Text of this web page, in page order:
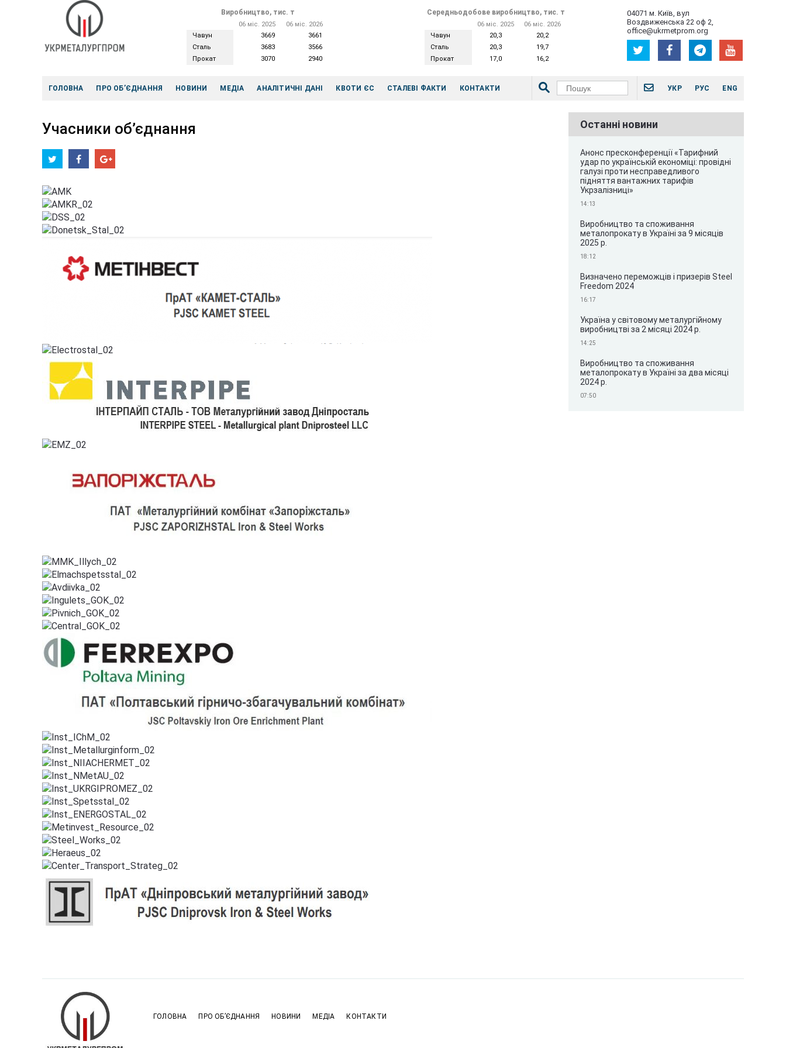
04071 м. Київ, вул
Воздвиженська 22 оф 2,
office@ukrmetprom.org
Виробництво, тис. т
06 міс. 2025
06 міс. 2026
Чавун
3669
3661
Сталь
3683
3566
Прокат
3070 2940
Середньодобове виробництво, тис. т
06 міс. 2025
06 міс. 2026
Чавун
20,3
20,2
Сталь
20,3
19,7
Прокат
17,0 16,2
ГОЛОВНА ПРО ОБ’ЄДНАННЯ НОВИНИ МЕДІА АНАЛІТИЧНІ ДАНІ КВОТИ ЄС СТАЛЕВІ ФАКТИ КОНТАКТИ УКР РУС ENG
Учасники об’єднання Останні новини
Анонс пресконференції «Тарифний
удар по українській економіці: провідні
галузі проти несправедливого
підняття вантажних тарифів
Укрзалізниці»
14:13
Виробництво та споживання
металопрокату в Україні за 9 місяців
2025 р.
18:12
Визначено переможців і призерів Steel
Freedom 2024
16:17
Україна у світовому металургійному
виробництві за 2 місяці 2024 р.
14:25
Виробництво та споживання
металопрокату в Україні за два місяці
2024 р.
07:50
ГОЛОВНА ПРО ОБ’ЄДНАННЯ НОВИНИ МЕДІА КОНТАКТИ